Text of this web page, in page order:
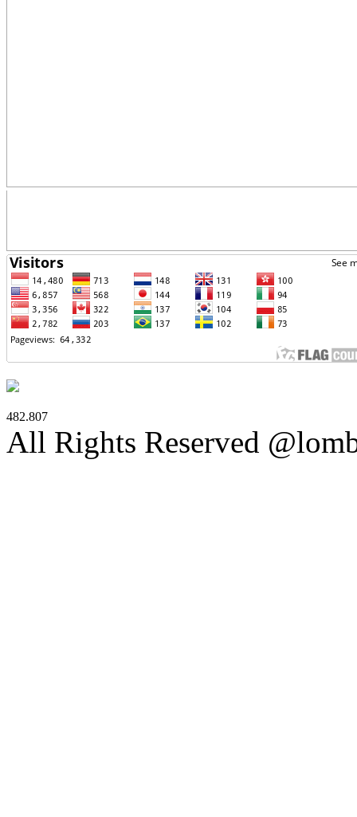
482.807
All Rights Reserved